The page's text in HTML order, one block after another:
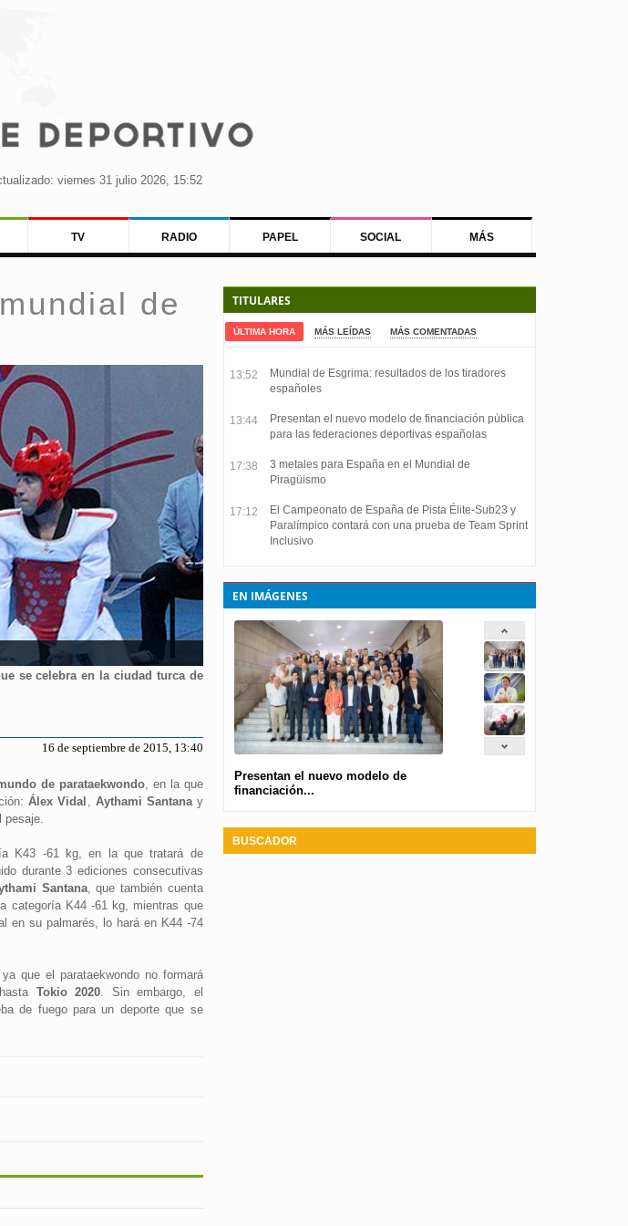
viernes 31 julio 2026, 15:52
TV RADIO PAPEL SOCIAL MÁS
de
se celebra en la ciudad turca de
16 de septiembre de 2015, 13:40
de parataekwondo, en la que
Álex Vidal , Aythami Santanay
pesaje.
K43 -61 kg, en la que tratará de
durante 3 ediciones consecutivas
Santana, que también cuenta
categoría K44 -61 kg, mientras que
en su palmarés, lo hará en K44 -74
que el parataekwondo no formará
Tokio 2020. Sin embargo, el
de fuego para un deporte que se
TITULARES
ÚLTIMA HORA MÁS LEÍDAS MÁS COMENTADAS
13:52
Mundial de Esgrima: resultados de los tiradores
españoles
13:44
Presentan el nuevo modelo de financiación pública
para las federaciones deportivas españolas
17:38
3 metales para España en el Mundial de
Piragüismo
17:12
El Campeonato de España de Pista Élite-Sub23 y
Paralímpico contará con una prueba de Team Sprint
Inclusivo
EN IMÁGENES
Presentan el nuevo modelo de
financiación...
BUSCADOR